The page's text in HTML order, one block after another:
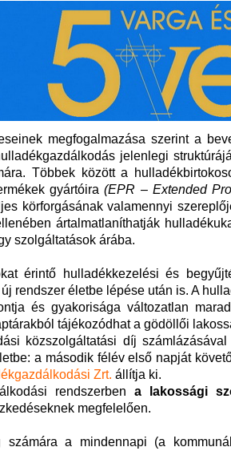
megfogalmazása szerint a
jelenlegi
Többek között a
gyártóira(EPR – Extended
körforgásának valamennyi
ártalmatlaníthatják
szolgáltatások árába.
érintő hulladékkezelési és
rendszer életbe lépése után is. A
és gyakorisága változatlan
tájékozódhat a gödöllői
közszolgáltatási díj
a második félév első napját
Zrt. állítja ki.
rendszerben a lakossági
megfelelően.
a mindennapi (a